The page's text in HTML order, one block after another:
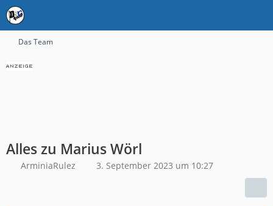
Das Team
Alles zu Marius Wörl
ArminiaRulez 3. September 2023 um 10:27